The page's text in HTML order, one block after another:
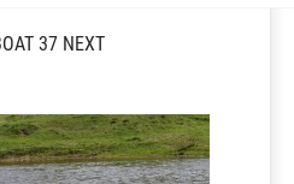
37 NEXT